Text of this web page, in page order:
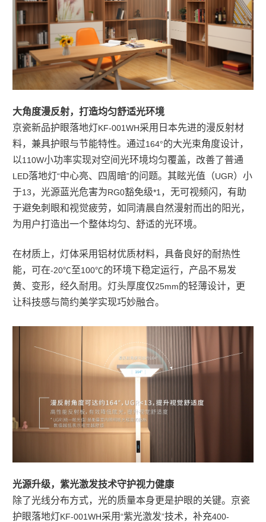
大角度漫反射，打造均匀舒适光环境
京瓷新品护眼落地灯KF-001WH采用日本先进的漫反射材
料，兼具护眼与节能特性。通过164°的大光束角度设计，
以 110W小功率实现对空间光环境均匀覆盖，改善了普通
LED落地灯“中心亮、四周暗”的问题。其眩光值（UGR）小
于13 ，光源蓝光危害为RG0豁免级*1 ，无可视频闪，有助
于避免刺眼和视觉疲劳，如同清晨自然漫射而出的阳光，
为用户打造出一个整体均匀、舒适的光环境。
在材质上，灯体采用铝材优质材料，具备良好的耐热性
能，可在-20℃ 至100℃的环境下稳定运行，产品不易发
黄、变形，经久耐用。灯头厚度仅25mm的轻薄设计，更
让科技感与简约美学实现巧妙融合。
光源升级，紫光激发技术守护视力健康
除了光线分布方式，光的质量本身更是护眼的关键。京瓷
护眼落地灯KF-001WH采用 “紫光激发”技术，补充400-